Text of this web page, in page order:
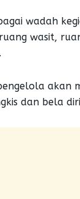
wadah
wasit,
akan
dan bela